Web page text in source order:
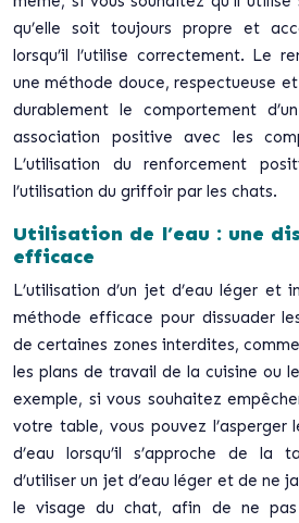
qu’elle soit toujours propre et
lorsqu’il l’utilise correctement. Le
une méthode douce, respectueuse
durablement le comportement
association positive avec les
L’utilisation du renforcement
l’utilisation du griffoir par les chats.
Utilisation de l’eau : une
efficace
L’utilisation d’un jet d’eau léger et
méthode efficace pour dissuader
de certaines zones interdites,
les plans de travail de la cuisine ou
exemple, si vous souhaitez
votre table, vous pouvez l’asperger
d’eau lorsqu’il s’approche de
d’utiliser un jet d’eau léger et de ne
le visage du chat, afin de ne